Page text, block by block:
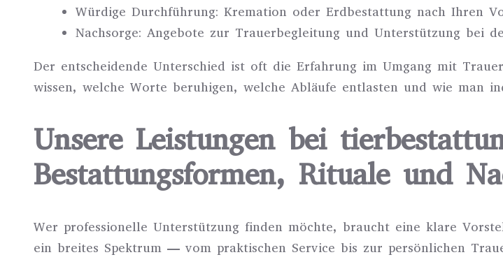
Würdige Durchführung: Kremation oder Erdbestattung nach Ihren
Nachsorge: Angebote zur Trauerbegleitung und Unterstützung bei
Der entscheidende Unterschied ist oft die Erfahrung im Umgang mit
wissen, welche Worte beruhigen, welche Abläufe entlasten und wie man
Unsere Leistungen bei
Bestattungsformen, Rituale und
Wer professionelle Unterstützung finden möchte, braucht eine klare
ein breites Spektrum — vom praktischen Service bis zur persönlichen